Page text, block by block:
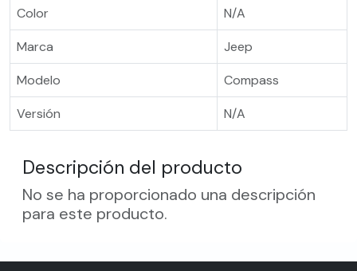
Color
N/A
Marca
Jeep
Modelo
Compass
Versión
N/A
Descripción del producto
No se ha proporcionado una descripción
para este producto.